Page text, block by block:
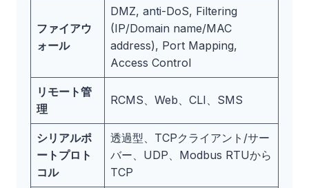
ファイアウ
ォール
DMZ, anti-DoS, Filtering
(IP/Domain name/MAC
address), Port Mapping,
Access Control
リモート管
理
RCMS、Web、CLI、SMS
シリアルポ
ートプロト
コル
透過型、TCPクライアント/サー
バー、UDP、Modbus RTUから
TCP